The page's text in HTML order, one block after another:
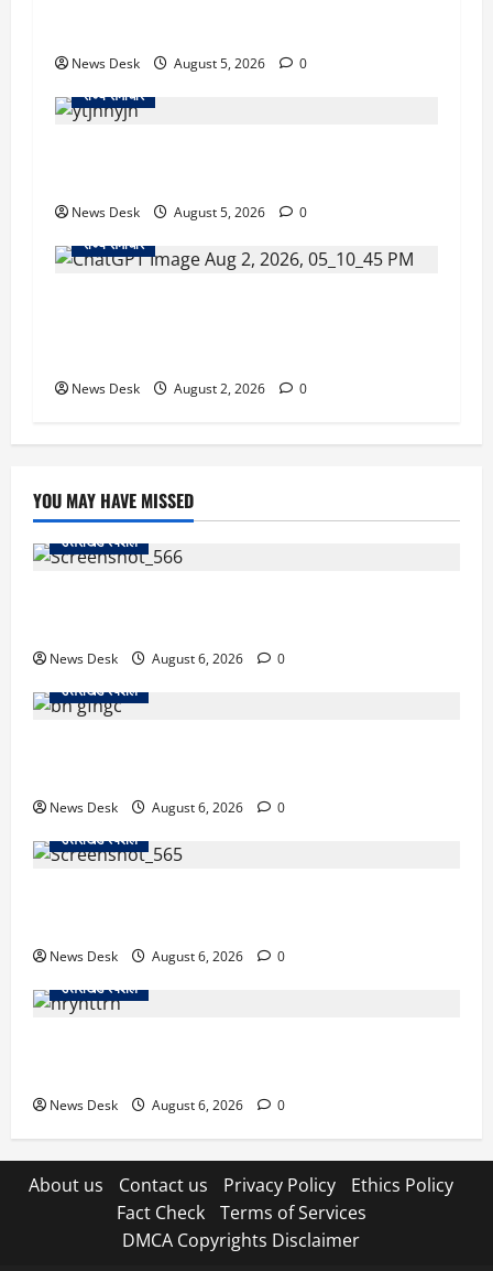
News Desk August 5, 2026
0
राज्य समाचार
News Desk August 5, 2026
0
राज्य समाचार
News Desk August 2, 2026 0
YOU MAY HAVE MISSED
उत्तराखंड स्पेशल
News Desk August 6, 2026
0
उत्तराखंड स्पेशल
News Desk August 6, 2026
0
उत्तराखंड स्पेशल
News Desk August 6, 2026
0
उत्तराखंड स्पेशल
News Desk August 6, 2026 0
About us Contact us Privacy Policy
Ethics Policy
Fact Check
Terms of Services
DMCA Copyrights Disclaimer